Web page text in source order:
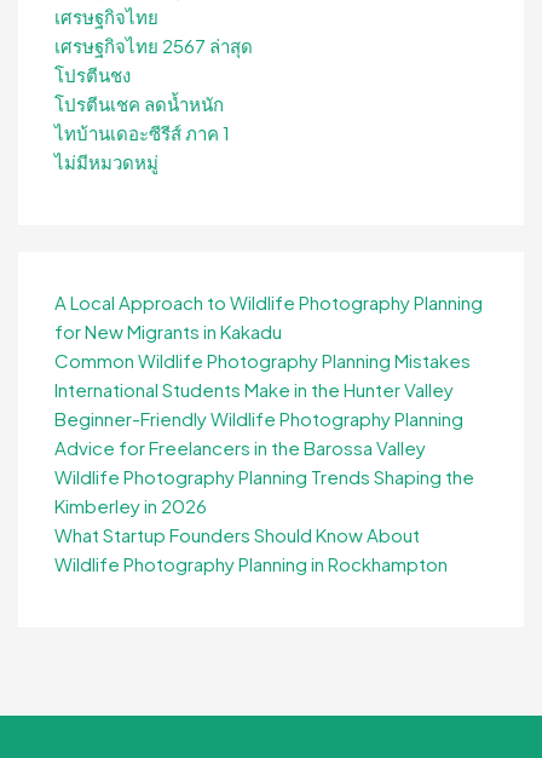
เศรษฐกิจไทย
เศรษฐกิจไทย 2567 ล่าสุด
โปรตีนชง
โปรตีนเชค ลดน้ำหนัก
ไทบ้านเดอะซีรีส์ ภาค 1
ไม่มีหมวดหมู่
A Local Approach to Wildlife Photography Planning
for New Migrants in Kakadu
Common Wildlife Photography Planning Mistakes
International Students Make in the Hunter Valley
Beginner-Friendly Wildlife Photography Planning
Advice for Freelancers in the Barossa Valley
Wildlife Photography Planning Trends Shaping the
Kimberley in 2026
What Startup Founders Should Know About
Wildlife Photography Planning in Rockhampton